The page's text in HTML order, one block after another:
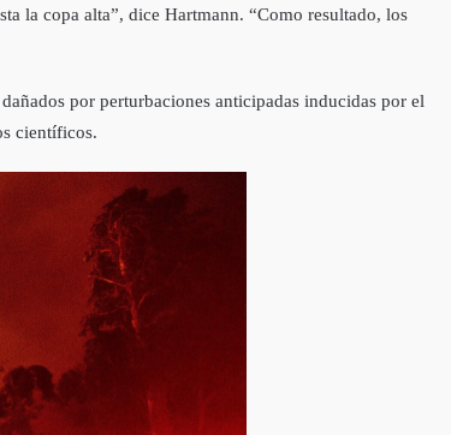
la copa alta”, dice Hartmann. “Como resultado, los
por perturbaciones anticipadas inducidas por el
científicos.